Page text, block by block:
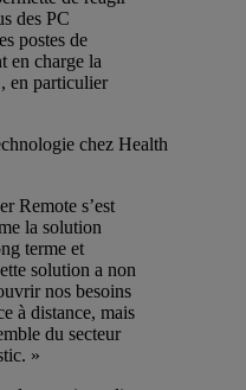
des PC
postes de
en charge la
en particulier
chez Health
Remote s’est
la solution
terme et
solution a non
nos besoins
à distance, mais
du secteur
»